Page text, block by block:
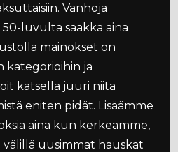
Vanhoja
luvulta saakka aina
mainokset on
kategorioihin ja
katsella juuri niitä
eniten pidät. Lisäämme
aina kun kerkeämme,
välillä uusimmat hauskat